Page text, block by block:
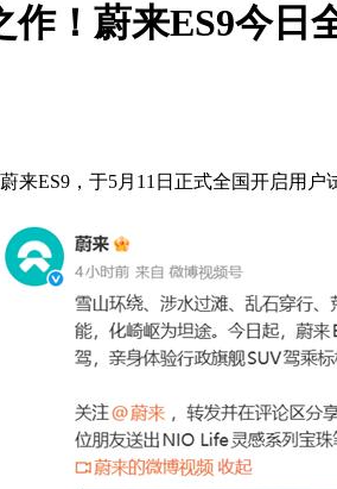
！蔚来ES9今日
，于5月11日正式全国开启用户